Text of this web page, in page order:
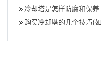
水塔防腐方案
冷却塔是怎样防腐和保养
的(冷却塔防腐保养方法)
购买冷却塔的几个技巧(如